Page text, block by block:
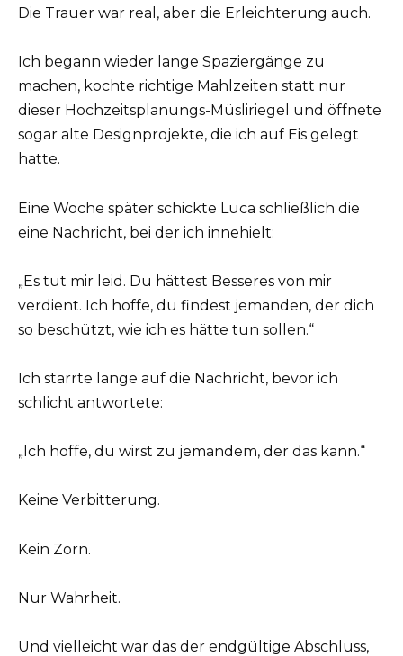
Die Trauer war real, aber die Erleichterung auch.
Ich begann wieder lange Spaziergänge zu
machen, kochte richtige Mahlzeiten statt nur
dieser Hochzeitsplanungs-Müsliriegel und öffnete
sogar alte Designprojekte, die ich auf Eis gelegt
hatte.
Eine Woche später schickte Luca schließlich die
eine Nachricht, bei der ich innehielt:
„Es tut mir leid. Du hättest Besseres von mir
verdient. Ich hoffe, du findest jemanden, der dich
so beschützt, wie ich es hätte tun sollen.“
Ich starrte lange auf die Nachricht, bevor ich
schlicht antwortete:
„Ich hoffe, du wirst zu jemandem, der das kann.“
Keine Verbitterung.
Kein Zorn.
Nur Wahrheit.
Und vielleicht war das der endgültige Abschluss,